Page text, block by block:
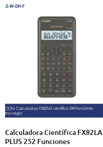
Calculadora Científica FX82LA
PLUS 252 Funciones